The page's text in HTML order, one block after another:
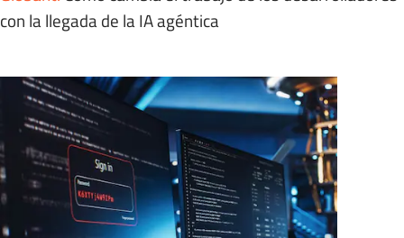
con la llegada de la IA agéntica